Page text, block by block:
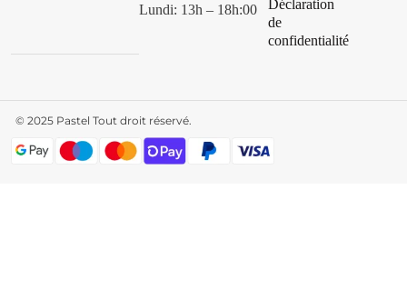
Lundi: 13h – 18h:00
Déclaration
de
confidentialité
© 2025 Pastel Tout droit réservé.